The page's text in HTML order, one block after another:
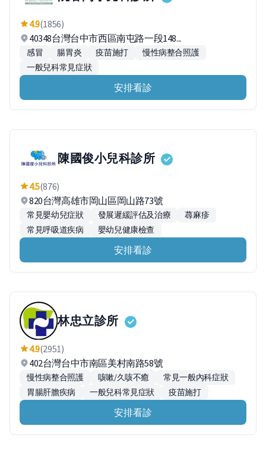
4.9(1856)
40348台灣台中市西區南屯路一段148...
感冒 腸胃炎 疫苗施打
慢性病整合照護
一般兒科常見症狀
安排看診
陳國俊小兒科診所
4.5(876)
820台灣高雄市岡山區岡山路73號
常見嬰幼兒症狀 發展遲緩評估及治療
蕁麻疹
常見呼吸道疾病
嬰幼兒健康檢查
安排看診
林忠立診所
4.9(2951)
402台灣台中市南區美村南路58號
慢性病整合照護 咳嗽/久咳不癒
常見一般內科症狀
胃腸肝膽疾病
一般兒科常見症狀 疫苗施打
安排看診